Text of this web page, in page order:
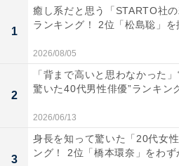
すずに誘われてラーメ
お姉ちゃん貸して（
2022年。締ま
— 広瀬アリス
December
1
癒し系だと思う「STARTO社の
ランキング！ 2位「松島聡」を
2026/08/05
2
「背まで高いと思わなかった
驚いた40代男性俳優”ランキン
2026/06/13
3
身長を知って驚いた「20代女
ング！ 2位「橋本環奈」をわず